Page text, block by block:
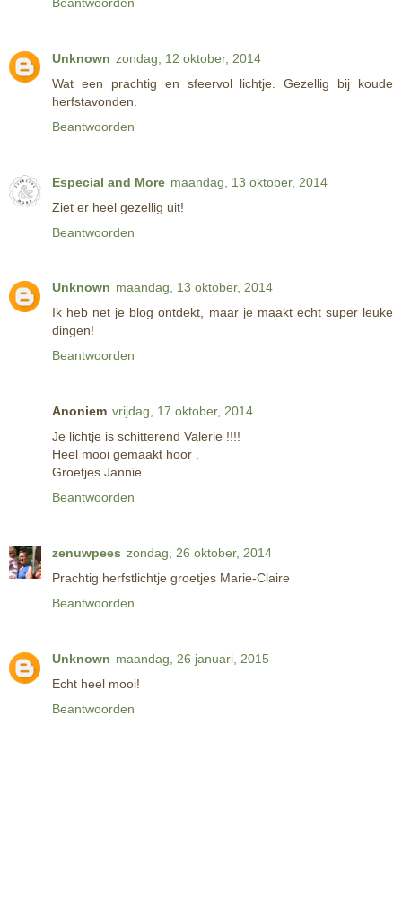
Unknown zondag, 12 oktober, 2014
Wat een prachtig en sfeervol lichtje. Gezellig bij koude
herfstavonden.
Beantwoorden
Especial and More maandag, 13 oktober, 2014
Ziet er heel gezellig uit!
Beantwoorden
Unknown maandag, 13 oktober, 2014
Ik heb net je blog ontdekt, maar je maakt echt super leuke
dingen!
Beantwoorden
Anoniem vrijdag, 17 oktober, 2014
Je lichtje is schitterend Valerie !!!!
Heel mooi gemaakt hoor .
Groetjes Jannie
Beantwoorden
zenuwpees zondag, 26 oktober, 2014
Prachtig herfstlichtje groetjes Marie-Claire
Beantwoorden
Unknown maandag, 26 januari, 2015
Echt heel mooi!
Beantwoorden